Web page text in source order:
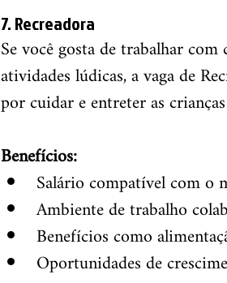
7. Recreadora
Se você gosta de trabalhar
atividades lúdicas, a vaga de
por cuidar e entreter as
Benefícios:
Salário compatível com o
Ambiente de trabalho
Benefícios como
Oportunidades de